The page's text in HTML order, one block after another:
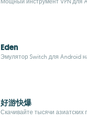
Eden
Эмулятор Switch для Android
好游快爆
Скачивайте тысячи азиатских